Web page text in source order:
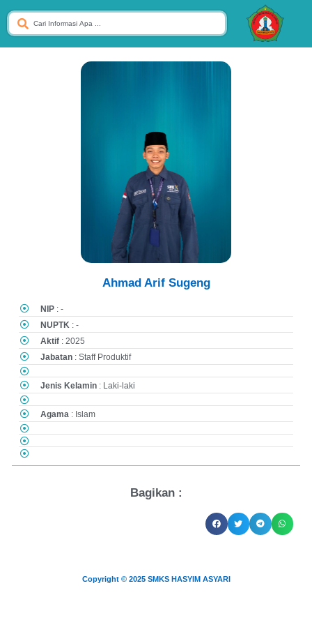
Ahmad Arif Sugeng
NIP : -
NUPTK : -
Aktif : 2025
Jabatan : Staff Produktif
Jenis Kelamin : Laki-laki
Agama : Islam
Bagikan :
Copyright © 2025 SMKS HASYIM ASYARI